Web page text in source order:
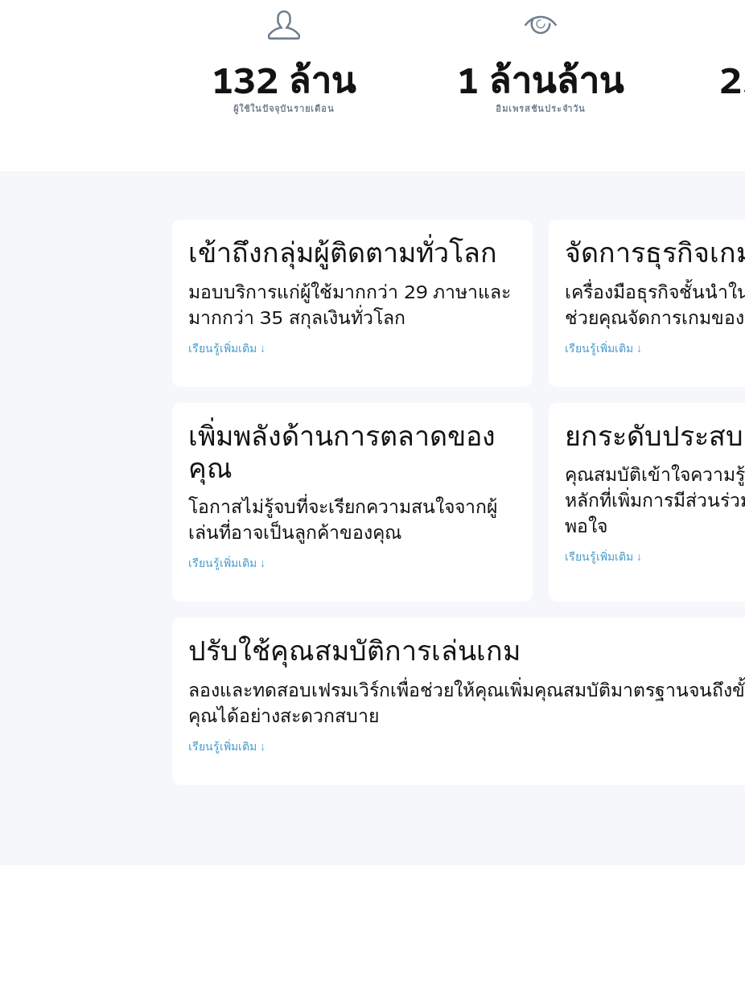
132 ล้าน
ผู้ใช้ในปัจจุบันรายเดือน
1 ล้านล้าน
อิมเพรสชันประจำวัน
เข้าถึงกลุ่มผู้ติดตามทั่วโลก
มอบบริการแก่ผู้ใช้มากกว่า 29 ภาษาและ
มากกว่า 35 สกุลเงินทั่วโลก
เรียนรู้เพิ่มเติม ↓
จัดการธุรกิจเ
เครื่องมือธุรกิจชั้นนำ
ช่วยคุณจัดการเกมขอ
เรียนรู้เพิ่มเติม ↓
เพิ่มพลังด้านการตลาดของ
คุณ
โอกาสไม่รู้จบที่จะเรียกความสนใจจากผู้
เล่นที่อาจเป็นลูกค้าของคุณ
เรียนรู้เพิ่มเติม ↓
ยกระดับประส
คุณสมบัติเข้าใจความ
หลักที่เพิ่มการมีส่วนร่
พอใจ
เรียนรู้เพิ่มเติม ↓
ปรับใช้คุณสมบัติการเล่นเกม
ลองและทดสอบเฟรมเวิร์กเพื่อช่วยให้คุณเพิ่มคุณสมบัติมาตรฐานจนถึง
คุณได้อย่างสะดวกสบาย
เรียนรู้เพิ่มเติม ↓